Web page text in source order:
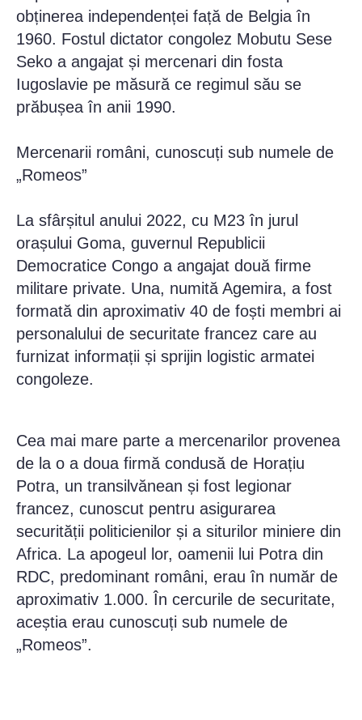
obținerea independenței față de Belgia în
1960. Fostul dictator congolez Mobutu Sese
Seko a angajat și mercenari din fosta
Iugoslavie pe măsură ce regimul său se
prăbușea în anii 1990.
Mercenarii români, cunoscuți sub numele de
„Romeos”
La sfârșitul anului 2022, cu M23 în jurul
orașului Goma, guvernul Republicii
Democratice Congo a angajat două firme
militare private. Una, numită Agemira, a fost
formată din aproximativ 40 de foști membri ai
personalului de securitate francez care au
furnizat informații și sprijin logistic armatei
congoleze.
Cea mai mare parte a mercenarilor provenea
de la o a doua firmă condusă de Horațiu
Potra, un transilvănean și fost legionar
francez, cunoscut pentru asigurarea
securității politicienilor și a siturilor miniere din
Africa. La apogeul lor, oamenii lui Potra din
RDC, predominant români, erau în număr de
aproximativ 1.000. În cercurile de securitate,
aceștia erau cunoscuți sub numele de
„Romeos”.